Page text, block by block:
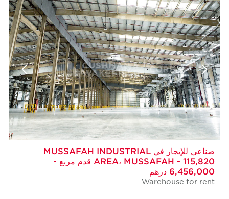
صناعي للإيجار في MUSSAFAH INDUSTRIAL
AREA، MUSSAFAH - 115,820 قدم مربع -
6,456,000 درهم
Warehouse for rent